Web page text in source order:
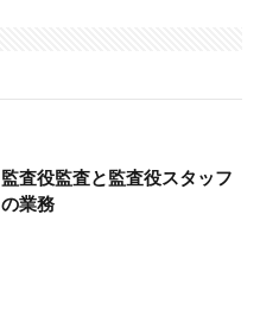
監査役監査と監査役スタッフ
の業務